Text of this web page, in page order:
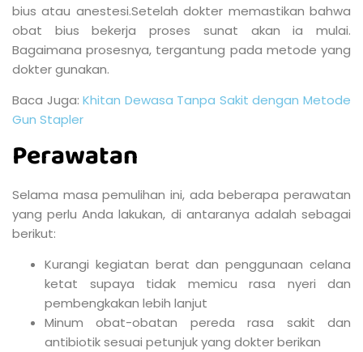
bius atau anestesi.Setelah dokter memastikan bahwa
obat bius bekerja proses sunat akan ia mulai.
Bagaimana prosesnya, tergantung pada metode yang
dokter gunakan.
Baca Juga: Khitan Dewasa Tanpa Sakit dengan Metode
Gun Stapler
Perawatan
Selama masa pemulihan ini, ada beberapa perawatan
yang perlu Anda lakukan, di antaranya adalah sebagai
berikut:
Kurangi kegiatan berat dan penggunaan celana
ketat supaya tidak memicu rasa nyeri dan
pembengkakan lebih lanjut
Minum obat-obatan pereda rasa sakit dan
antibiotik sesuai petunjuk yang dokter berikan